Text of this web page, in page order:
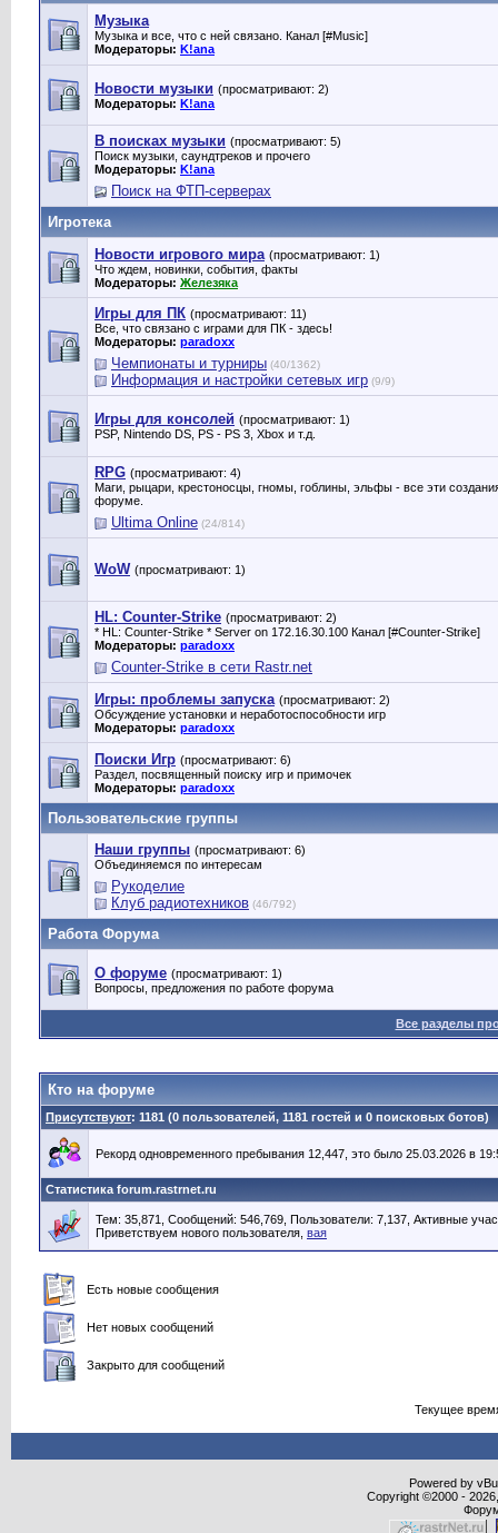
Музыка
Музыка и все, что с ней связано. Канал [#Music]
Модераторы: K!ana
Новости музыки (просматривают: 2)
Модераторы: K!ana
В поисках музыки (просматривают: 5)
Поиск музыки, саундтреков и прочего
Модераторы: K!ana
Поиск на ФТП-серверах
Игротека
Новости игрового мира (просматривают: 1)
Что ждем, новинки, события, факты
Модераторы: Железяка
Игры для ПК (просматривают: 11)
Все, что связано с играми для ПК - здесь!
Модераторы: paradoxx
Чемпионаты и турниры (40/1362)
Информация и настройки сетевых игр (9/9)
Игры для консолей (просматривают: 1)
PSP, Nintendo DS, PS - PS 3, Xbox и т.д.
RPG (просматривают: 4)
Маги, рыцари, крестоносцы, гномы, гоблины, эльфы - все эти
форуме.
Ultima Online (24/814)
WoW (просматривают: 1)
HL: Counter-Strike (просматривают: 2)
* HL: Counter-Strike * Server on 172.16.30.100 Канал [#Counter-Strike]
Модераторы: paradoxx
Counter-Strike в сети Rastr.net
Игры: проблемы запуска (просматривают: 2)
Обсуждение установки и неработоспособности игр
Модераторы: paradoxx
Поиски Игр (просматривают: 6)
Раздел, посвященный поиску игр и примочек
Модераторы: paradoxx
Пользовательские группы
Наши группы (просматривают: 6)
Объединяемся по интересам
Рукоделие
Клуб радиотехников (46/792)
Работа Форума
О форуме (просматривают: 1)
Вопросы, предложения по работе форума
Все разделы
Кто на форуме
Присутствуют: 1181 (0 пользователей, 1181 гостей и 0 поисковых ботов)
Рекорд одновременного пребывания 12,447, это было 25.03.2026 в
Статистика forum.rastrnet.ru
Тем: 35,871, Сообщений: 546,769, Пользователи: 7,137, Активные
Приветствуем нового пользователя, вая
Есть новые сообщения
Нет новых сообщений
Закрыто для сообщений
Текущее
Powered by
Copyright ©2000 -